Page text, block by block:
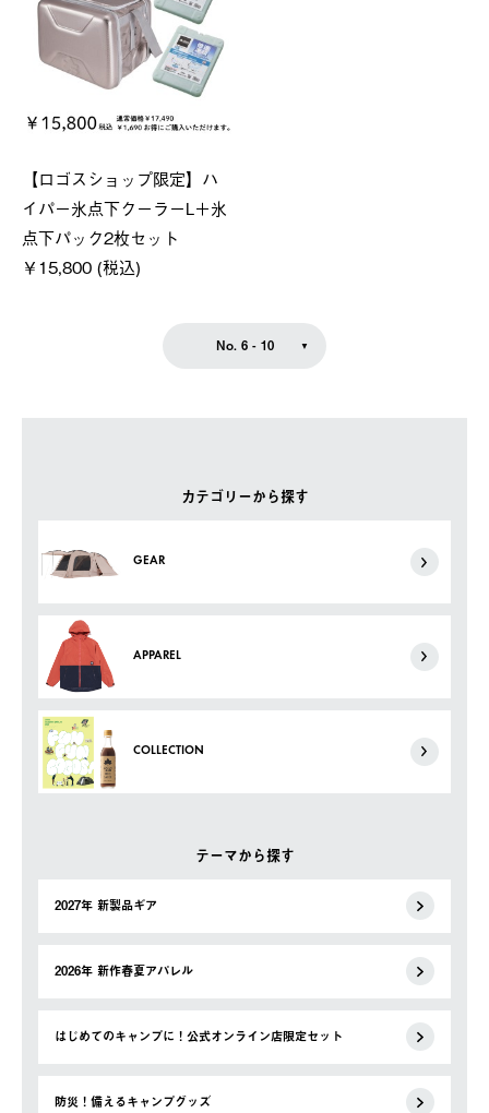
カテゴリーから探す
GEAR
APPAREL
COLLECTION
テーマから探す
2027年 新製品ギア
2026年 新作春夏アパレル
はじめてのキャンプに！公式オンライン店限定セット
防災！備えるキャンプグッズ
【ロゴスショップ限定】ハ
イパー氷点下クーラーL＋氷
点下パック2枚セット
￥15,800 (税込)
No. 6 - 10